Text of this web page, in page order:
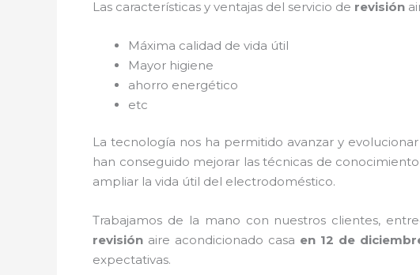
Las características y ventajas del servicio de revisión
Máxima calidad de vida útil
Mayor higiene
ahorro energético
etc
La tecnología nos ha permitido avanzar y
han conseguido mejorar las técnicas de
ampliar la vida útil del electrodoméstico.
Trabajamos de la mano con nuestros clientes,
revisión aire acondicionado casa en 12 de
expectativas.